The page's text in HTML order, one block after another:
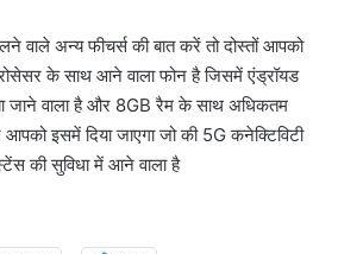
वाले अन्य फीचर्स की बात करें तो दोस्तों आपको
के साथ आने वाला फोन है जिसमें एंड्रॉयड
जाने वाला है और 8GB रैम के साथ अधिकतम
इसमें दिया जाएगा जो की 5G कनेक्टिविटी
की सुविधा में आने वाला है